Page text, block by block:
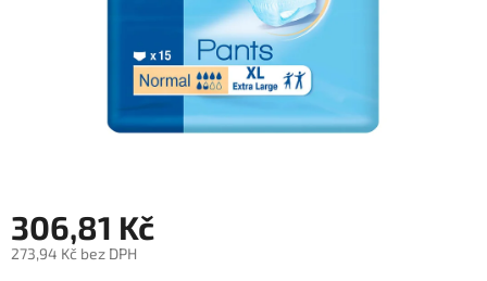
306,81 Kč
273,94 Kč bez DPH